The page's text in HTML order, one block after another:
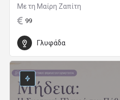
Με τη Μαίρη Ζαπίτη
99
Γλυφάδα